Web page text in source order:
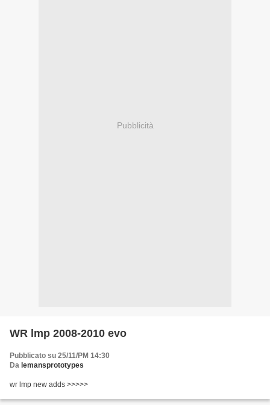
Pubblicità
WR lmp 2008-2010 evo
Pubblicato su 25/11/PM 14:30
Da lemansprototypes
wr lmp new adds >>>>>